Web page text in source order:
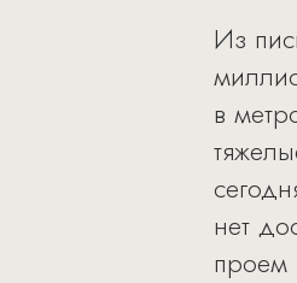
Из
в
нет
проем